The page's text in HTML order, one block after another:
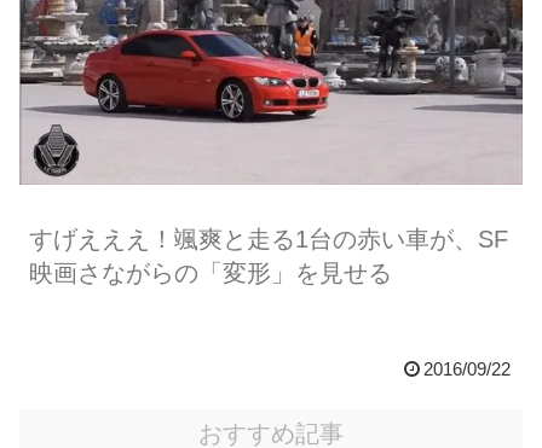
すげえええ！颯爽と走る1台の赤い車が、SF
映画さながらの「変形」を見せる
2016/09/22
おすすめ記事